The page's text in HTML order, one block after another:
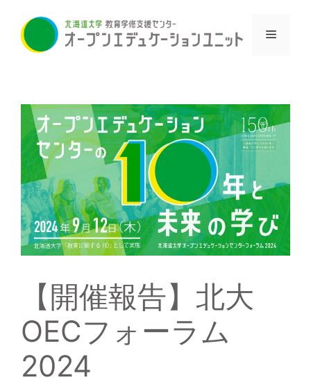
メ
ュ
【開催報告】北大
OECフォーラム
2024